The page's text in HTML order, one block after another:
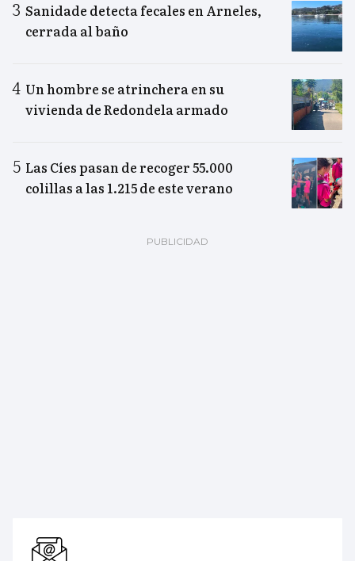
Sanidade detecta fecales en Arneles,
cerrada al baño
Un hombre se atrinchera en su
vivienda de Redondela armado
Las Cíes pasan de recoger 55.000
colillas a las 1.215 de este verano